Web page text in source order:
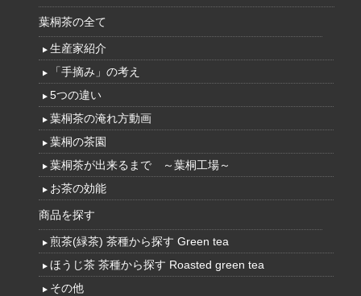
葉桐茶の全て
生産家紹介
「手摘み」の考え
5つの違い
葉桐茶の淹れ方動画
葉桐の茶園
葉桐茶が出来るまで ～葉桐工場～
お茶の効能
商品を探す
煎茶(緑茶) 茶種から探す Green tea
ほうじ茶 茶種から探す Roasted green tea
その他